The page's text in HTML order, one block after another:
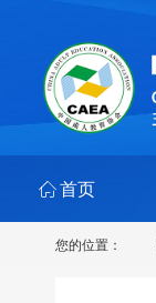
ꀇ 首页
您的位置：